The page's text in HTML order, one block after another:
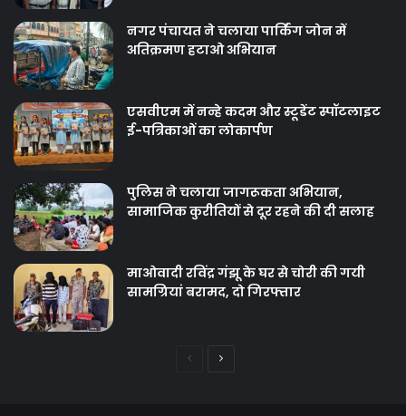
नगर पंचायत ने चलाया पार्किंग जोन में
अतिक्रमण हटाओ अभियान
एसवीएम में नन्हे कदम और स्टूडेंट स्पॉटलाइट
ई-पत्रिकाओं का लोकार्पण
पुलिस ने चलाया जागरूकता अभियान,
सामाजिक कुरीतियों से दूर रहने की दी सलाह
माओवादी रविंद्र गंझू के घर से चोरी की गयी
सामग्रियां बरामद, दो गिरफ्तार
PreviousNext